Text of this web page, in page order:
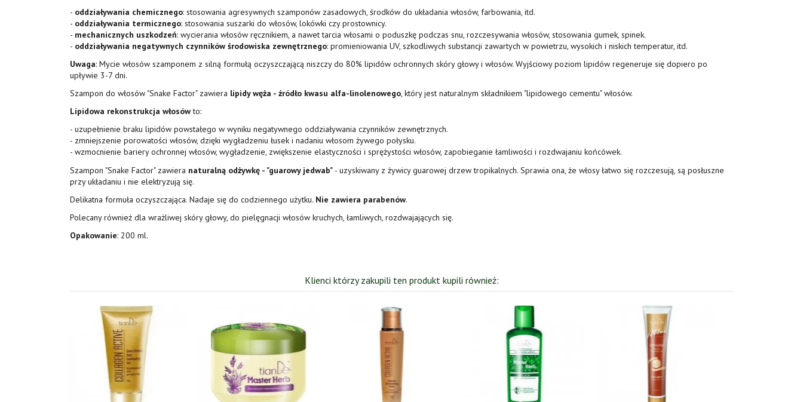
- oddziaływania chemicznego: stosowania agresywnych szamponów zasadowych, środków do układania włosów, farbowania, itd.
- oddziaływania termicznego: stosowania suszarki do włosów, lokówki czy prostownicy.
- mechanicznych uszkodzeń: wycierania włosów ręcznikiem, a nawet tarcia włosami o poduszkę podczas snu, rozczesywania włosów, stosowania gumek, spinek.
- oddziaływania negatywnych czynników środowiska zewnętrznego: promieniowania UV, szkodliwych substancji zawartych w powietrzu, wysokich i niskich temperatur, itd.
Uwaga: Mycie włosów szamponem z silną formułą oczyszczającą niszczy do 80% lipidów ochronnych skóry głowy i włosów. Wyjściowy poziom lipidów regeneruje się dopiero po
upływie 3-7 dni.
Szampon do włosów "Snake Factor" zawiera lipidy węża - źródło kwasu alfa-linolenowego, który jest naturalnym składnikiem "lipidowego cementu" włosów.
Lipidowa rekonstrukcja włosówto:
- uzupełnienie braku lipidów powstałego w wyniku negatywnego oddziaływania czynników zewnętrznych.
- zmniejszenie porowatości włosów, dzięki wygładzeniu łusek i nadaniu włosom żywego połysku.
- wzmocnienie bariery ochronnej włosów, wygładzenie, zwiększenie elastyczności i sprężystości włosów, zapobieganie łamliwości i rozdwajaniu końcówek.
Szampon "Snake Factor" zawiera naturalną odżywkę - "guarowy jedwab" - uzyskiwany z żywicy guarowej drzew tropikalnych. Sprawia ona, że włosy łatwo się rozczesują, są posłuszne
przy układaniu i nie elektryzują się.
Delikatna formuła oczyszczająca. Nadaje się do codziennego użytku. Nie zawiera parabenów.
Polecany również dla wrażliwej skóry głowy, do pielęgnacji włosów kruchych, łamliwych, rozdwajających się.
Opakowanie: 200 ml.
Klienci którzy zakupili ten produkt kupili również: